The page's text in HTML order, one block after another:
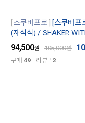
스쿠버프로
[스쿠버프
(자석식) / SHAKER
94,500원 105,000원 10
구매 49 리뷰 12